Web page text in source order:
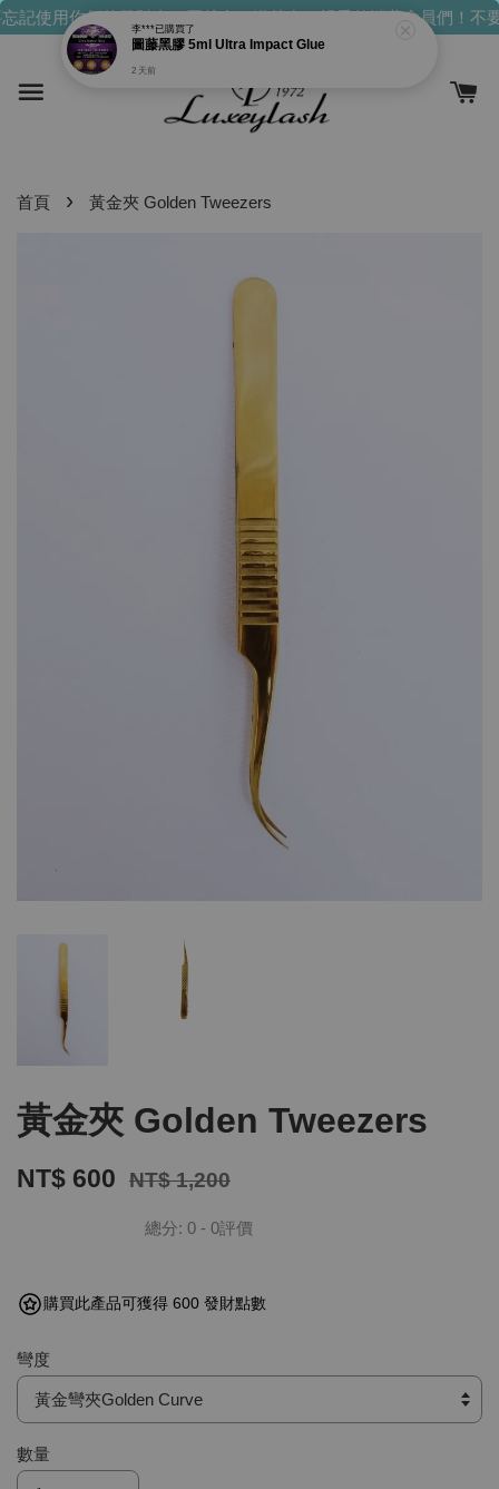
使用你們的發財金！買越多，送越多！親愛的消費會員們！不要
首頁 › 黃金夾 Golden Tweezers
黃金夾 Golden Tweezers
NT$ 600 NT$ 1,200
總分: 0 - 0評價
購買此產品可獲得 600 發財點數
彎度
數量